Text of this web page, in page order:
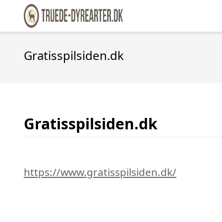
Gratisspilsiden.dk
Gratisspilsiden.dk
https://www.gratisspilsiden.dk/